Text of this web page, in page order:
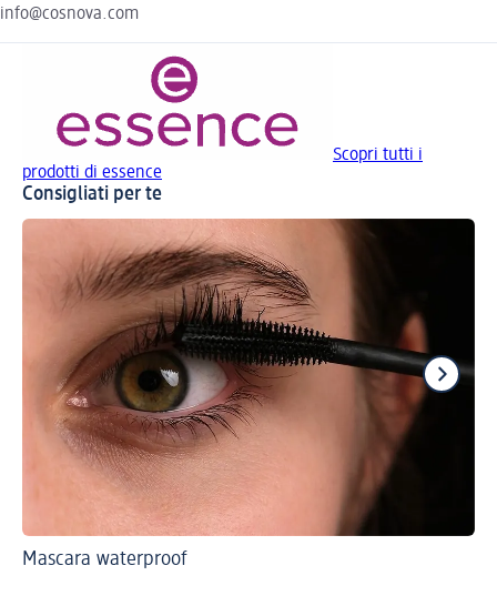
info@cosnova.com
Scopri tutti i
prodotti di essence
Consigliati per te
Mascara waterproof